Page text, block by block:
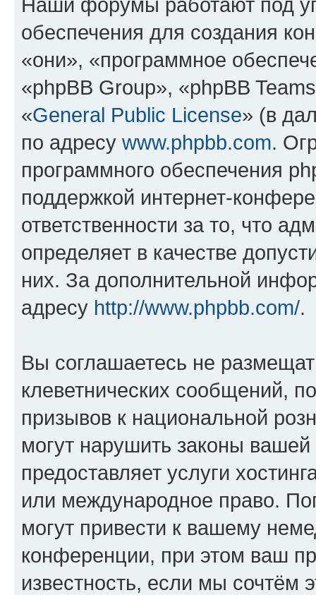
обеспечения для создания
«они», «программное
«phpBB Group», «phpBB
«General Public License» (в
по адресу www.phpbb.com.
программного обеспечения
поддержкой интернет-
ответственности за то, что
определяет в качестве
них. За дополнительной
адресу http://www.phpbb.com/.
Вы соглашаетесь не
клеветнических сообщений,
призывов к национальной
могут нарушить законы
предоставляет услуги
или международное право.
могут привести к вашему
конференции, при этом ваш
известность, если мы сочтём